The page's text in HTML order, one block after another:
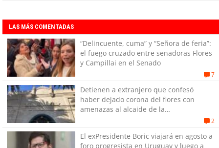
LAS MÁS COMENTADAS
“Delincuente, cuma” y “Señora de feria”:
el fuego cruzado entre senadoras Flores
y Campillai en el Senado
7
Detienen a extranjero que confesó
haber dejado corona del flores con
amenazas al alcaide de la
2
El exPresidente Boric viajará en agosto a
foro progresista en Uruguay y luego a